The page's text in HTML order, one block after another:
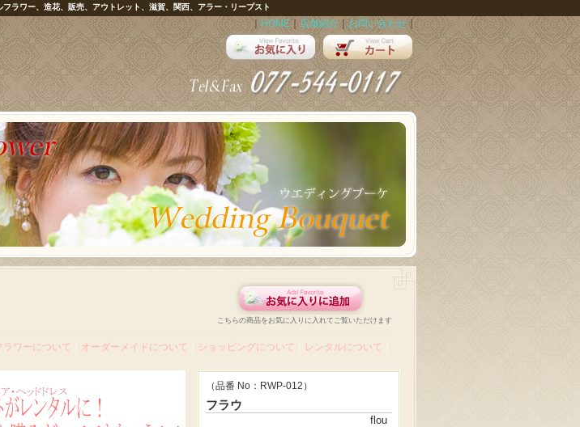
ラワー、造花、販売、アウトレット、滋賀、関西、アラー・リープスト
｜ HOME｜ 店舗紹介 ｜お問い合わせ｜
こちらの商品をお気に入りに入れてご覧いただけます
ワーについて オーダーメイドについて ショッピングについて レンタルについて
（品番 No：RWP-012）
フラウ
flou